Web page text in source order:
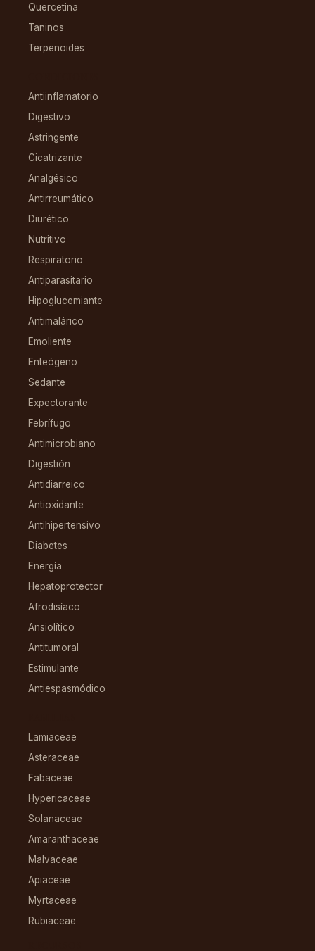
Quercetina
Taninos
Terpenoides
Antiinflamatorio
Digestivo
Astringente
Cicatrizante
Analgésico
Antirreumático
Diurético
Nutritivo
Respiratorio
Antiparasitario
Hipoglucemiante
Antimalárico
Emoliente
Enteógeno
Sedante
Expectorante
Febrífugo
Antimicrobiano
Digestión
Antidiarreico
Antioxidante
Antihipertensivo
Diabetes
Energía
Hepatoprotector
Afrodisíaco
Ansiolítico
Antitumoral
Estimulante
Antiespasmódico
Lamiaceae
Asteraceae
Fabaceae
Hypericaceae
Solanaceae
Amaranthaceae
Malvaceae
Apiaceae
Myrtaceae
Rubiaceae